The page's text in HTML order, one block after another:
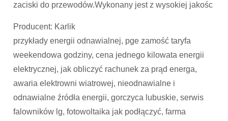
zaciski do przewodów.Wykonany jest z wysokiej jakośc
Producent: Karlik
przykłady energii odnawialnej, pge zamość taryfa
weekendowa godziny, cena jednego kilowata energii
elektrycznej, jak obliczyć rachunek za prąd energa,
awaria elektrowni wiatrowej, nieodnawialne i
odnawialne źródła energii, gorczyca lubuskie, serwis
falowników lg, fotowoltaika jak podłączyć, farma